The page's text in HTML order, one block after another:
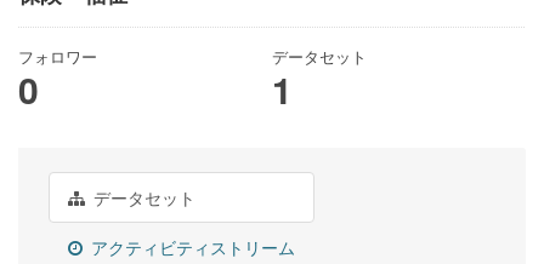
フォロワー
0
データセット
1
データセット
アクティビティストリーム